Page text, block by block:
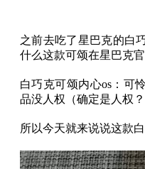
之前去吃了星巴克的白
什么这款可颂在星巴克
白巧克可颂内心os：可
品没人权（确定是人权？
所以今天就来说说这款